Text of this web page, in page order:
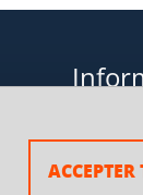
Plan du